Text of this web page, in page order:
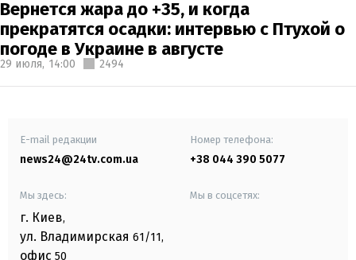
Вернется жара до +35, и когда
прекратятся осадки: интервью с Птухой о
погоде в Украине в августе
29 июля, 14:00 2494
E-mail редакции
news24@24tv.com.ua
Номер телефона:
+38 044 390 5077
Мы здесь:
г. Киев,
ул. Владимирская 61/11,
офис 50
Мы в соцсетях: